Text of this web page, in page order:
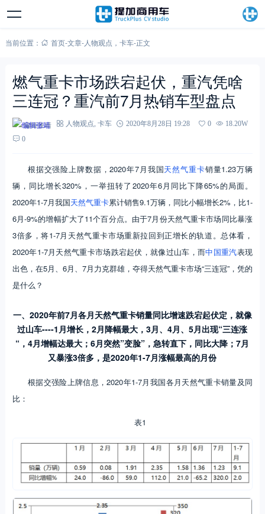
当前位置： 首页-文章-人物观点 ， 卡车-正文
燃气重卡市场跌宕起伏，重汽凭啥
三连冠？重汽前7月热销车型盘点
编辑张靖 人物观点 卡车 2020年8月28日 19:28 0
18.20W
0
根据交强险上牌数据，2020年7月我国天然气重卡销量1.23万辆
辆，同比增长320%，一举扭转了2020年6月同比下降65%的局面。
2020年1-7月我国天然气重卡累计销售9.1万辆，同比小幅增长2%，比1-
6月-9%的增幅扩大了11个百分点。由于7月份天然气重卡市场同比暴涨
3倍多，将1-7月天然气重卡市场重新拉回到正增长的轨道。总体看，
2020年1-7月天然气重卡市场跌宕起伏，就像过山车，而中国重汽表现
出色，在5月、6月、7月力克群雄，夺得天然气重卡市场“三连冠”，凭的
是什么？
一、2020年前7月各月天然气重卡销量同比增速跌宕起伏定，就像
过山车----1月增长，2月降幅最大，3月、4月、5月出现“三连涨
“，4月增幅达最大；6月突然”变脸” ，急转直下，同比大降；7月
又暴涨3倍多，是2020年1-7月涨幅最高的月份
根据交强险上牌信息，2020年1-7月我国各月天然气重卡销量及同
比：
表1